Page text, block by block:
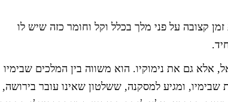
קצובה על פני מלך בכלל וקל וחומר כזה שיש לו
אלא גם את נימוקיו. הוא משווה בין המלכים שבימיו
שבימיו, ומגיע למסקנה, ששלטון שאינו עובר בירושה,